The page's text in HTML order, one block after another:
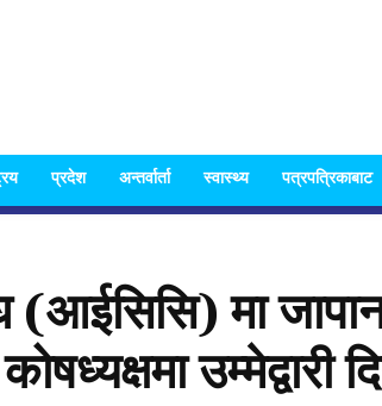
Nispakshya
News
प्रदेश अन्तर्वार्ता स्वास्थ्य पत्रपत्रिकाबाट
(आईसिसि) मा
कोषध्यक्षमा उम्मेद्वारी